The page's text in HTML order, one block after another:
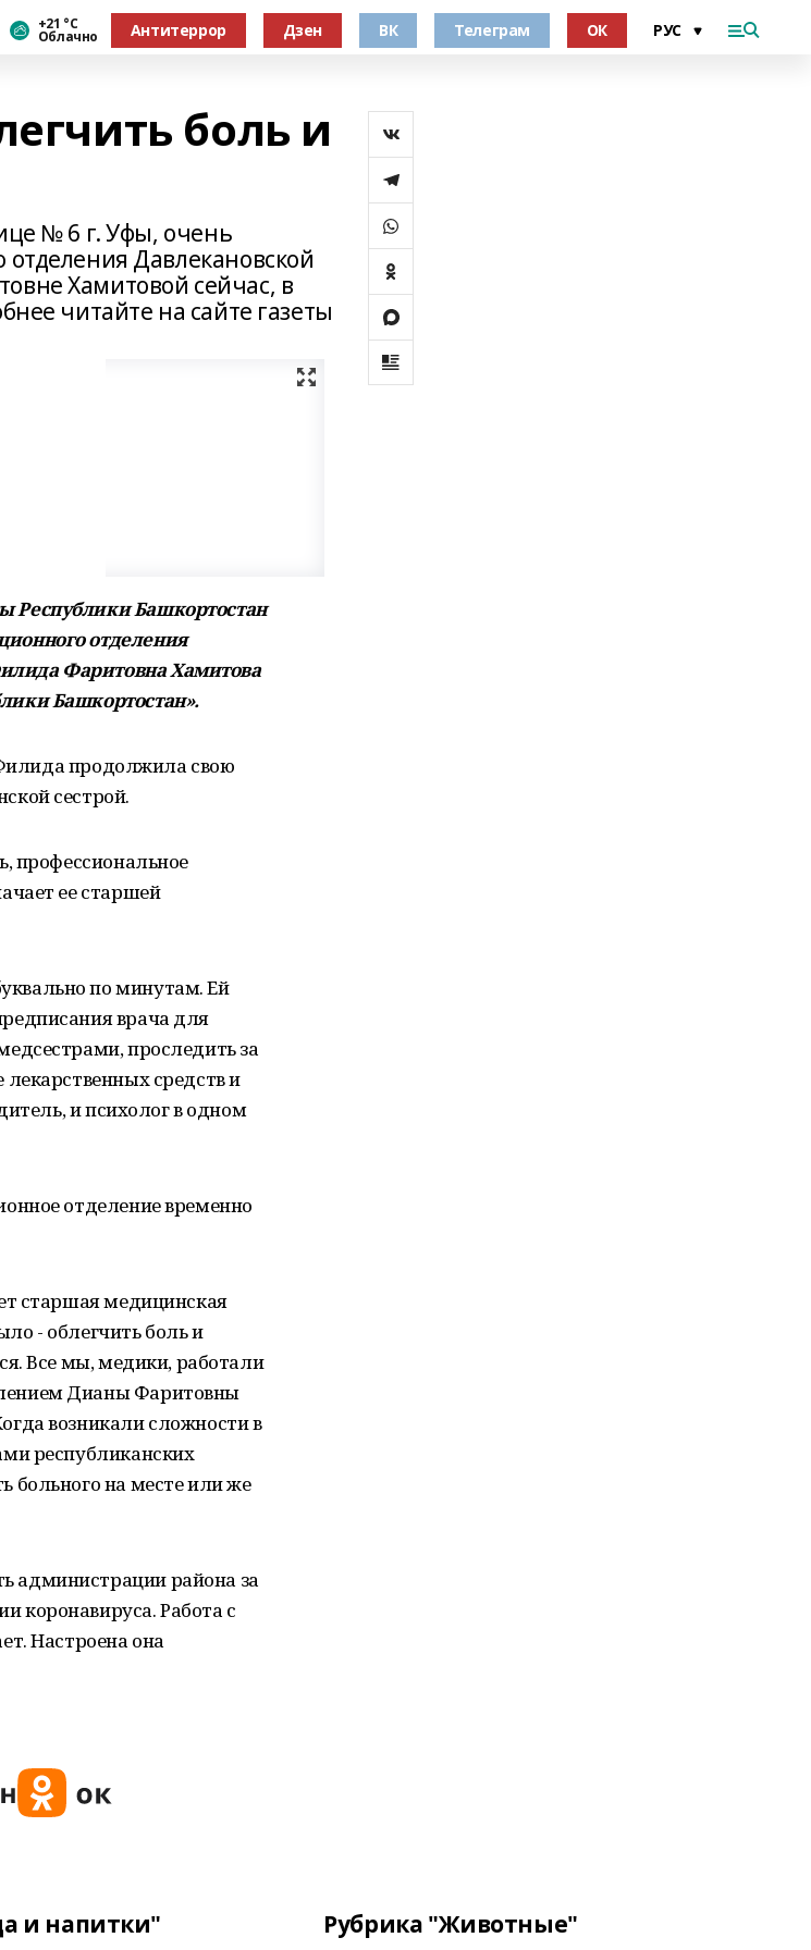
+21 °С
Облачно Антитеррор Дзен ВК Телеграм ОК
боль и
№ 6 г. Уфы, очень
Давлекановской
Хамитовой сейчас, в
читайте на сайте газеты
Республики Башкортостан
отделения
Фаритовна Хамитова
Башкортостан».
продолжила свою
сестрой.
профессиональное
ее старшей
по минутам. Ей
врача для
проследить за
средств и
и психолог в одном
отделение временно
старшая медицинская
- облегчить боль и
Все мы, медики, работали
Дианы Фаритовны
возникали сложности в
республиканских
больного на месте или же
администрации района за
коронавируса. Работа с
Настроена она
и напитки" Рубрика "Животные"